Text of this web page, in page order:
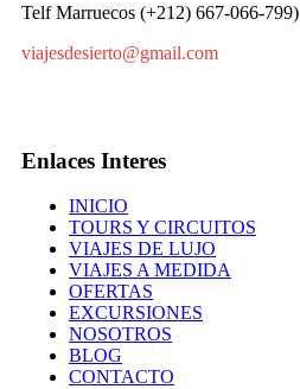
Telf Marruecos (+212) 667-066-799)
viajesdesierto@gmail.com
Enlaces Interes
INICIO
TOURS Y CIRCUITOS
VIAJES DE LUJO
VIAJES A MEDIDA
OFERTAS
EXCURSIONES
NOSOTROS
BLOG
CONTACTO